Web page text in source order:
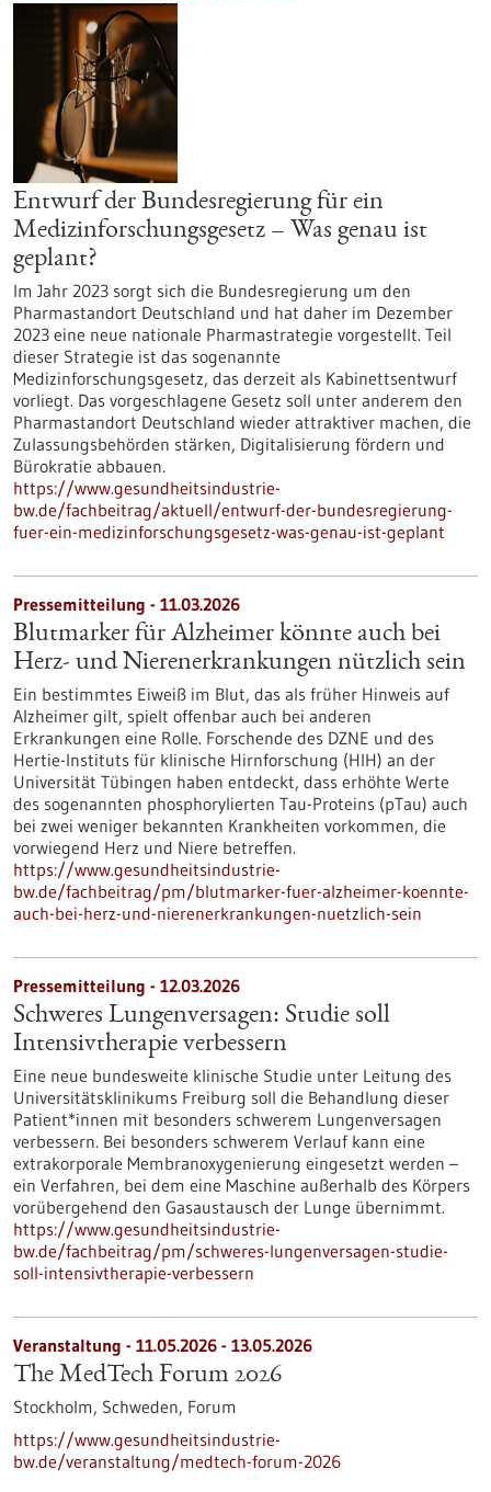
Entwurf der Bundesregierung für ein
Medizinforschungsgesetz – Was genau ist
geplant?
Im Jahr 2023 sorgt sich die Bundesregierung um den
Pharmastandort Deutschland und hat daher im Dezember
2023 eine neue nationale Pharmastrategie vorgestellt. Teil
dieser Strategie ist das sogenannte
Medizinforschungsgesetz, das derzeit als Kabinettsentwurf
vorliegt. Das vorgeschlagene Gesetz soll unter anderem den
Pharmastandort Deutschland wieder attraktiver machen, die
Zulassungsbehörden stärken, Digitalisierung fördern und
Bürokratie abbauen.
https://www.gesundheitsindustrie-
bw.de/fachbeitrag/aktuell/entwurf-der-bundesregierung-
fuer-ein-medizinforschungsgesetz-was-genau-ist-geplant
Pressemitteilung - 11.03.2026
Blutmarker für Alzheimer könnte auch bei
Herz- und Nierenerkrankungen nützlich sein
Ein bestimmtes Eiweiß im Blut, das als früher Hinweis auf
Alzheimer gilt, spielt offenbar auch bei anderen
Erkrankungen eine Rolle. Forschende des DZNE und des
Hertie-Instituts für klinische Hirnforschung (HIH) an der
Universität Tübingen haben entdeckt, dass erhöhte Werte
des sogenannten phosphorylierten Tau-Proteins (pTau) auch
bei zwei weniger bekannten Krankheiten vorkommen, die
vorwiegend Herz und Niere betreffen.
https://www.gesundheitsindustrie-
bw.de/fachbeitrag/pm/blutmarker-fuer-alzheimer-koennte-
auch-bei-herz-und-nierenerkrankungen-nuetzlich-sein
Pressemitteilung - 12.03.2026
Schweres Lungenversagen: Studie soll
Intensivtherapie verbessern
Eine neue bundesweite klinische Studie unter Leitung des
Universitätsklinikums Freiburg soll die Behandlung dieser
Patient*innen mit besonders schwerem Lungenversagen
verbessern. Bei besonders schwerem Verlauf kann eine
extrakorporale Membranoxygenierung eingesetzt werden –
ein Verfahren, bei dem eine Maschine außerhalb des Körpers
vorübergehend den Gasaustausch der Lunge übernimmt.
https://www.gesundheitsindustrie-
bw.de/fachbeitrag/pm/schweres-lungenversagen-studie-
soll-intensivtherapie-verbessern
Veranstaltung - 11.05.2026 - 13.05.2026
The MedTech Forum 2026
Stockholm, Schweden, Forum
https://www.gesundheitsindustrie-
bw.de/veranstaltung/medtech-forum-2026